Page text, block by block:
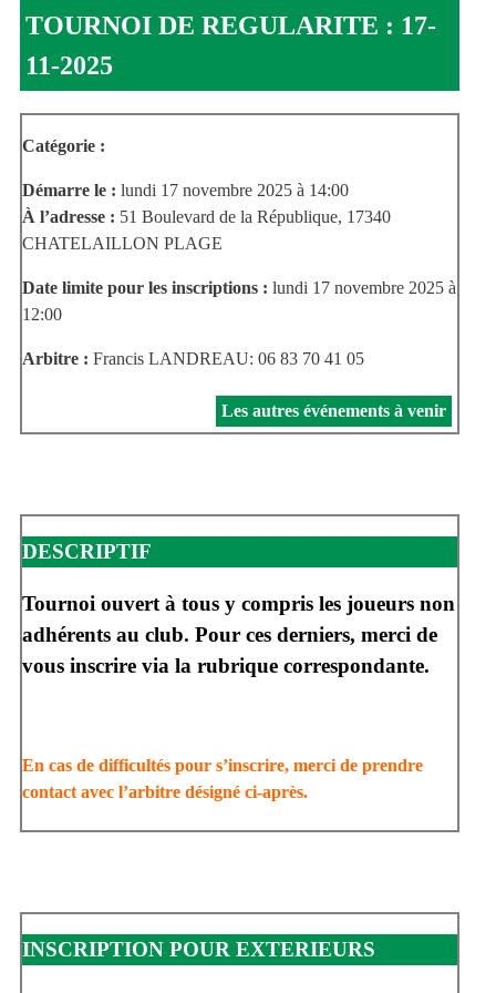
TOURNOI DE REGULARITE : 17-
11-2025
Catégorie :
Démarre le : lundi 17 novembre 2025 à 14:00
À l’adresse : 51 Boulevard de la République, 17340
CHATELAILLON PLAGE
Date limite pour les inscriptions : lundi 17 novembre 2025 à
12:00
Arbitre : Francis LANDREAU: 06 83 70 41 05
Les autres événements à venir
DESCRIPTIF
Tournoi ouvert à tous y compris les joueurs non
adhérents au club. Pour ces derniers, merci de
vous inscrire via la rubrique correspondante.
En cas de difficultés pour s’inscrire, merci de prendre
contact avec l’arbitre désigné ci-après.
INSCRIPTION POUR EXTERIEURS